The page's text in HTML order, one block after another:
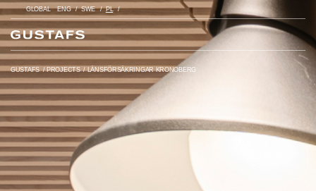
GLOBAL ENG SWE PL
GUSTAFS /PROJECTS /LÄNSFÖRSÄKRINGAR KRONOBERG